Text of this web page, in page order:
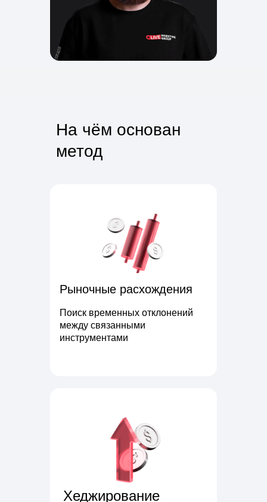
Рыночные расхождения
Поиск временных отклонений
между связанными
инструментами
Хеджирование
На чём основан
метод